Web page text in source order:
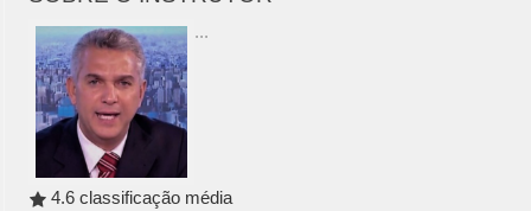
...
4.6 classificação média